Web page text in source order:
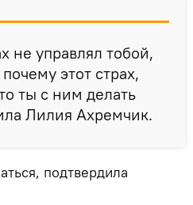
не управлял тобой,
этот страх,
ты с ним делать
Лилия Ахремчик.
подтвердила